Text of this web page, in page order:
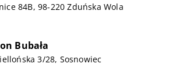
84B, 98-220 Zduńska Wola
Bubała
3/28, Sosnowiec